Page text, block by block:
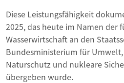
Diese Leistungsfähigkeit
2025, das heute im Namen der
Wasserwirtschaft an den
Bundesministerium für
Naturschutz und nukleare
übergeben wurde.